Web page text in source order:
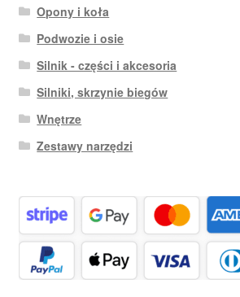
Opony i koła
Podwozie i osie
Silnik - części i akcesoria
Silniki, skrzynie biegów
Wnętrze
Zestawy narzędzi